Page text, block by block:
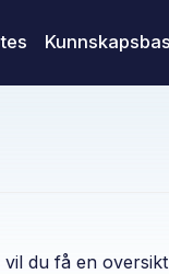
du få en